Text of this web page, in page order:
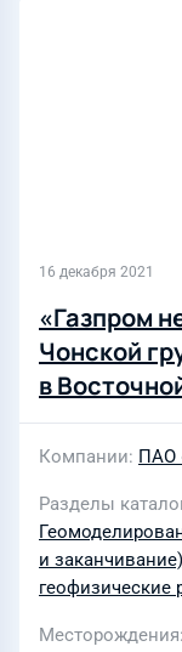
16 декабря 2021
«Газпром
Чонской
в
Компании ПАО
Разделы
и заканчивание)
геофизические
Месторождения